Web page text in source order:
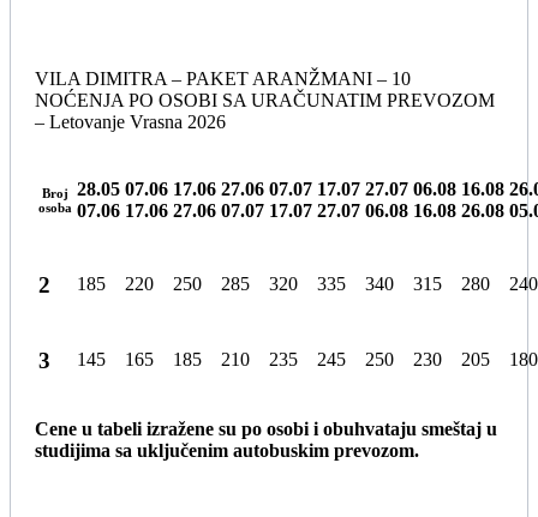
VILA DIMITRA – PAKET ARANŽMANI – 10
NOĆENJA PO OSOBI SA URAČUNATIM PREVOZOM
– Letovanje Vrasna 2026
Broj
osoba
28.05
07.06
07.06
17.06
17.06
27.06
27.06
07.07
07.07
17.07
17.07
27.07
27.07
06.08
06.08
16.08
16.08
26.08
2 185 220 250 285 320 335 340 315 280 240
3 145 165 185 210 235 245 250 230 205 180
Cene u tabeli izražene su po osobi i obuhvataju smeštaj u
studijima sa uključenim autobuskim prevozom.